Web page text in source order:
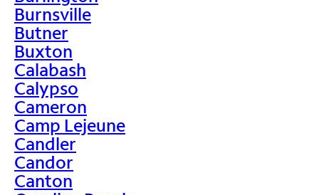
Burnsville
Butner
Buxton
Calabash
Calypso
Cameron
Camp Lejeune
Candler
Candor
Canton